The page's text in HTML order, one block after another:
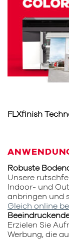
FLXfinish
Robuste
Unsere
Indoor- und
anbringen und
Gleich online
Erzielen Sie
Werbung, die